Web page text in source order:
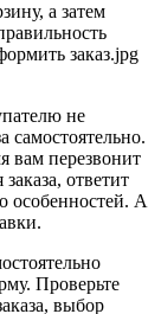
а затем
не
самостоятельно.
вам перезвонит
ответит
особенностей. А
Проверьте
выбор